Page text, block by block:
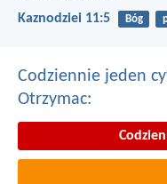
Kaznodziei 11:5 Bóg
Codziennie jeden
Otrzymac: